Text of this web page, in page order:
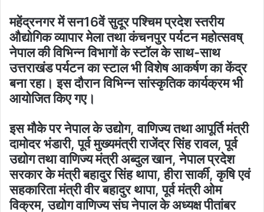
महेंद्रनगर में सन16वें सुदूर पश्चिम प्रदेश स्तरीय
औद्योगिक व्यापार मेला तथा कंचनपुर पर्यटन महोत्सवष्
नेपाल की विभिन्न विभागों के स्टॉल के साथ-साथ
उत्तराखंड पर्यटन का स्टाल भी विशेष आकर्षण का केंद्र
बना रहा। इस दौरान विभिन्न सांस्कृतिक कार्यक्रम भी
आयोजित किए गए।
इस मौके पर नेपाल के उद्योग, वाणिज्य तथा आपूर्ति मंत्री
दामोदर भंडारी, पूर्व मुख्यमंत्री राजेंद्र सिंह रावल, पूर्व
उद्योग तथा वाणिज्य मंत्री अब्दुल खान, नेपाल प्रदेश
सरकार के मंत्री बहादुर सिंह थापा, हीरा सार्की, कृषि एवं
सहकारिता मंत्री वीर बहादुर थापा, पूर्व मंत्री ओम
विक्रम, उद्योग वाणिज्य संघ नेपाल के अध्यक्ष पीतांबर